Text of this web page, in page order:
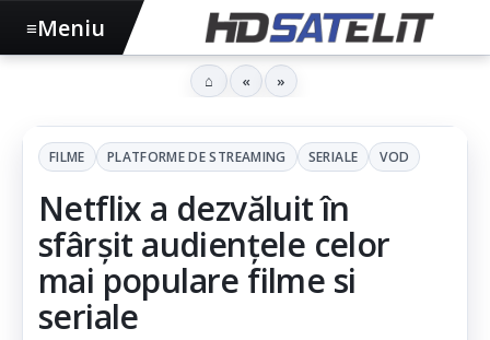
FILME PLATFORME DE STREAMING SERIALE VOD
Netflix a dezvăluit în
sfârșit audiențele celor
mai populare filme si
seriale
≡Meniu
⌂ « »